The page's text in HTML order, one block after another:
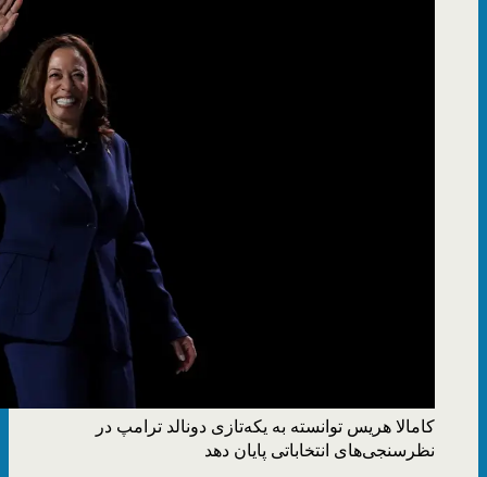
کامالا هریس توانسته به یکه‌تازی دونالد ترامپ در
نظرسنجی‌های انتخاباتی پایان دهد